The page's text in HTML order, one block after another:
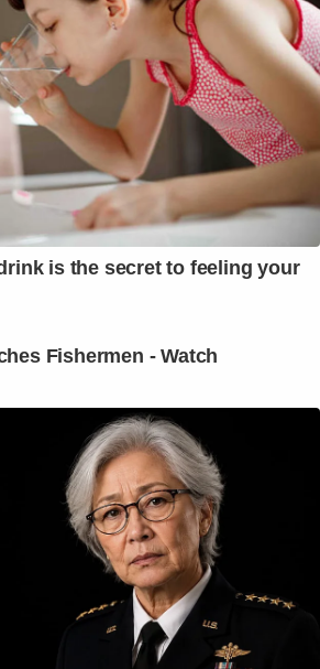
is the secret to feeling your
Fishermen - Watch